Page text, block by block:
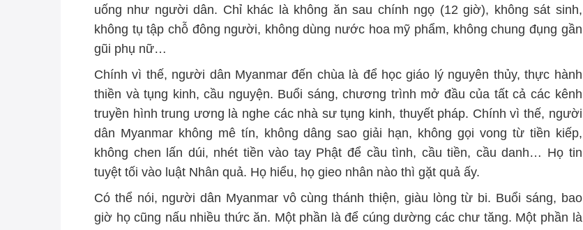
uống như người dân. Chỉ khác là không ăn sau chính ngọ (12 giờ), không sát sinh,
không tụ tập chỗ đông người, không dùng nước hoa mỹ phẩm, không chung đụng gần
gũi phụ nữ…
Chính vì thế, người dân Myanmar đến chùa là để học giáo lý nguyên thủy, thực hành
thiền và tụng kinh, cầu nguyện. Buổi sáng, chương trình mở đầu của tất cả các kênh
truyền hình trung ương là nghe các nhà sư tụng kinh, thuyết pháp. Chính vì thế, người
dân Myanmar không mê tín, không dâng sao giải hạn, không gọi vong từ tiền kiếp,
không chen lấn dúi, nhét tiền vào tay Phật để cầu tình, cầu tiền, cầu danh… Họ tin
tuyệt tối vào luật Nhân quả. Họ hiểu, họ gieo nhân nào thì gặt quả ấy.
Có thể nói, người dân Myanmar vô cùng thánh thiện, giàu lòng từ bi. Buổi sáng, bao
giờ họ cũng nấu nhiều thức ăn. Một phần là để cúng dường các chư tăng. Một phần là